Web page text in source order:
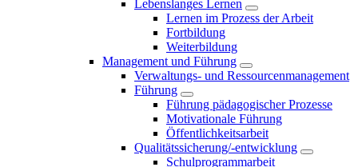
Lebenslanges Lernen
Lernen im Prozess der Arbeit
Fortbildung
Weiterbildung
Management und Führung
Verwaltungs- und Ressourcenmanagement
Führung
Führung pädagogischer Prozesse
Motivationale Führung
Öffentlichkeitsarbeit
Qualitätssicherung/-entwicklung
Schulprogrammarbeit